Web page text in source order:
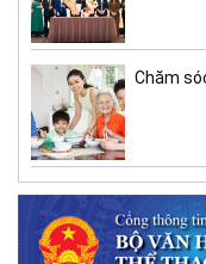
Chăm